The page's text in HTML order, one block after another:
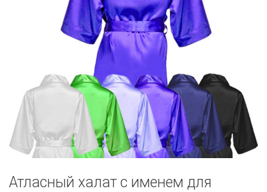
Атласный халат с именем для